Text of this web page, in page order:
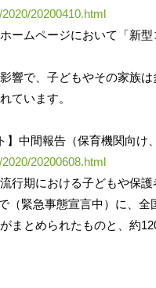
20200410.html
ームページにおいて「新
響で、子どもやその家族
ています。
】中間報告（保育機関向け
20200608.html
行期における子どもや保
（緊急事態宣言中）に、
まとめられたものと、約